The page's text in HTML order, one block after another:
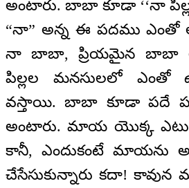
అంటారు. బాబా కూడా ‘‘నా
“నా” అన్న ఈ పదము ఎంతో
నా బాబా, ప్రియమైన బాబా
పిల్లల మనసులలో ఎంతో
వస్తాయి. బాబా కూడా పదే
అంటారు. మాయ యొక్క
కానీ, ఎందుకంటే మాయను
చేసేసుకున్నారు కదా!